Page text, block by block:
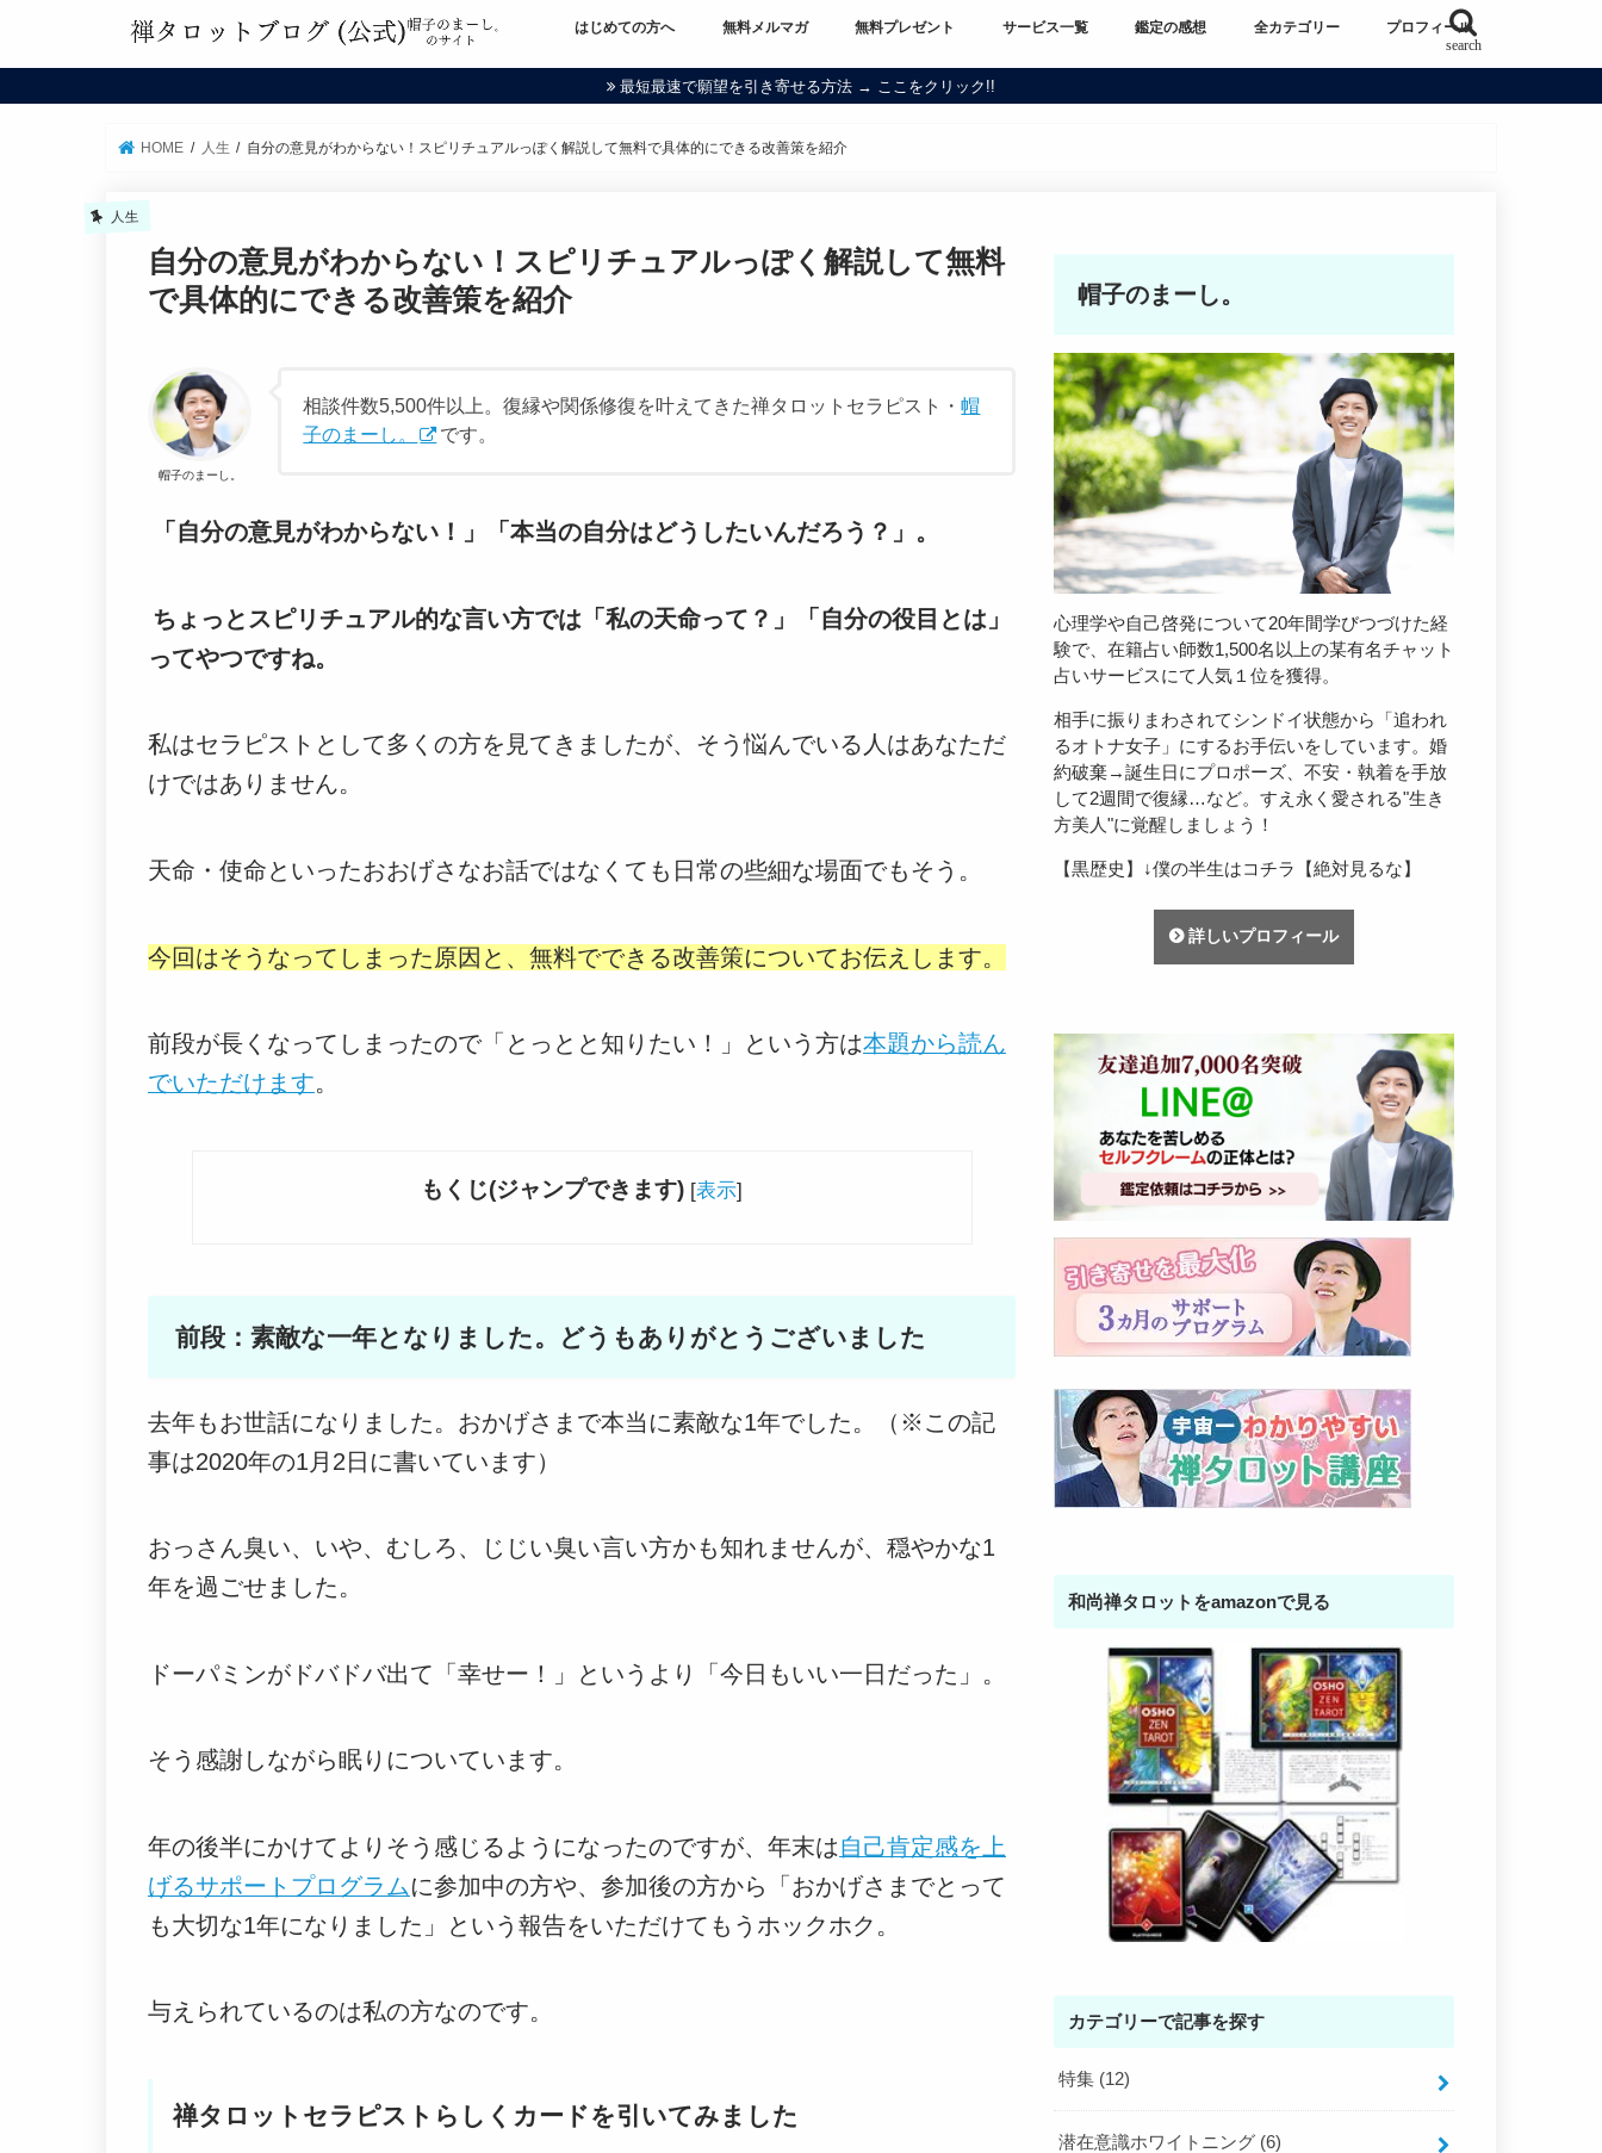
search
はじめての方へ 無料メルマガ 無料プレゼント サービス一覧 鑑定の感想 全カテゴリー プロフィール
最短最速で願望を引き寄せる方法 → ここをクリック!!
HOME 人生 自分の意見がわからない！スピリチュアルっぽく解説して無料で具体的にできる改善策を紹介
人生
自分の意見がわからない！スピリチュアルっぽく解説して無料
で具体的にできる改善策を紹介
帽子のまーし。
相談件数5,500件以上。復縁や関係修復を叶えてきた禅タロットセラピスト・帽
子のまーし。
です。
「自分の意見がわからない！」「本当の自分はどうしたいんだろう？」。
ちょっとスピリチュアル的な言い方では「私の天命って？」「自分の役目とは」
ってやつですね。
私はセラピストとして多くの方を見てきましたが、そう悩んでいる人はあなただ
けではありません。
天命・使命といったおおげさなお話ではなくても日常の些細な場面でもそう。
今回はそうなってしまった原因と、無料でできる改善策についてお伝えします。
前段が長くなってしまったので「とっとと知りたい！」という方は本題から読ん
でいただけます。
もくじ(ジャンプできます) [表示]
前段：素敵な一年となりました。どうもありがとうございました
去年もお世話になりました。おかげさまで本当に素敵な1年でした。（※この記
事は2020年の1月2日に書いています）
おっさん臭い、いや、むしろ、じじい臭い言い方かも知れませんが、穏やかな1
年を過ごせました。
ドーパミンがドバドバ出て「幸せー！」というより「今日もいい一日だった」。
そう感謝しながら眠りについています。
年の後半にかけてよりそう感じるようになったのですが、年末は自己肯定感を上
げるサポートプログラムに参加中の方や、参加後の方から「おかげさまでとって
も大切な1年になりました」という報告をいただけてもうホックホク。
与えられているのは私の方なのです。
禅タロットセラピストらしくカードを引いてみました
帽子のまーし。
心理学や自己啓発について20年間学びつづけた経
験で、在籍占い師数1,500名以上の某有名チャット
占いサービスにて人気１位を獲得。
相手に振りまわされてシンドイ状態から「追われ
るオトナ女子」にするお手伝いをしています。婚
約破棄→誕生日にプロポーズ、不安・執着を手放
して2週間で復縁…など。すえ永く愛される"生き
方美人"に覚醒しましょう！
【黒歴史】↓僕の半生はコチラ【絶対見るな】
詳しいプロフィール
和尚禅タロットをamazonで見る
カテゴリーで記事を探す
特集 (12)
潜在意識ホワイトニング (6)